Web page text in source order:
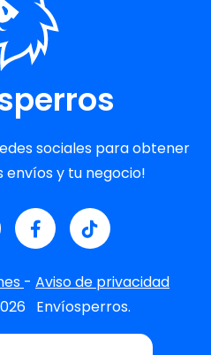
sociales para obtener
envíos y tu negocio!
- Aviso de privacidad
Envíosperros.